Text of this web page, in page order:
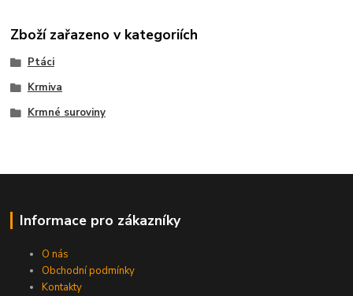
Zboží zařazeno v kategoriích
Ptáci
Krmiva
Krmné suroviny
Informace pro zákazníky
O nás
Obchodní podmínky
Kontakty